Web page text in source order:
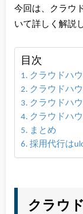
今回は、クラウ
いて詳しく解説
目次
クラウドハ
クラウドハ
クラウドハ
クラウドハ
まとめ
採用代行は
クラウ